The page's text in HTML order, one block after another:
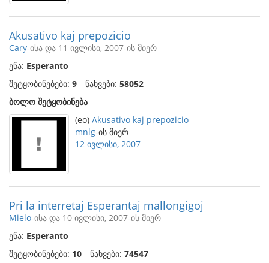
Akusativo kaj prepozicio
Cary-ისა და 11 ივლისი, 2007-ის მიერ
ენა: Esperanto
შეტყობინებები: 9 ნახვები: 58052
ბოლო შეტყობინება
(eo) Akusativo kaj prepozicio
mnlg-ის მიერ
12 ივლისი, 2007
Pri la interretaj Esperantaj mallongigoj
Mielo-ისა და 10 ივლისი, 2007-ის მიერ
ენა: Esperanto
შეტყობინებები: 10 ნახვები: 74547